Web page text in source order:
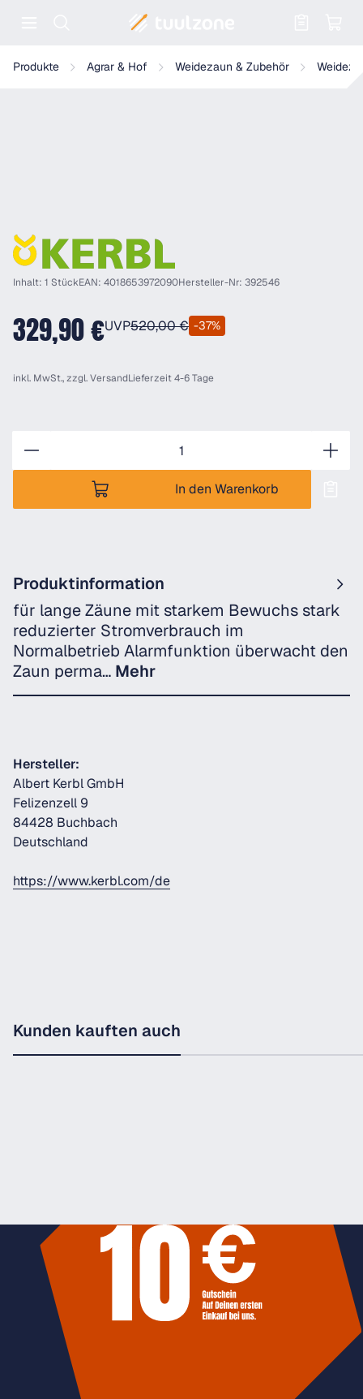
Produkte Agrar & Hof Weidezaun & Zubehör
Kerbl TITAN Ni 16000 Weidezaungerät
Inhalt: 1 StückEAN: 4018653972090Hersteller-Nr: 392546
329,90 €UVP520,00 € -37%
inkl. MwSt., zzgl.VersandLieferzeit 4-6 Tage
In den Warenkorb
Produktinformation
für lange Zäune mit starkem Bewuchs stark
reduzierter Stromverbrauch im
Normalbetrieb Alarmfunktion überwacht den
Zaun perma… Mehr
Hersteller:
Albert Kerbl GmbH
Felizenzell 9
84428 Buchbach
Deutschland
https://www.kerbl.com/de
Kunden kauften auch